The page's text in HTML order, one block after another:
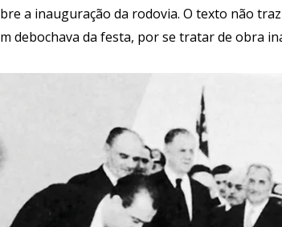
a inauguração da rodovia. O texto não
debochava da festa, por se tratar de obra